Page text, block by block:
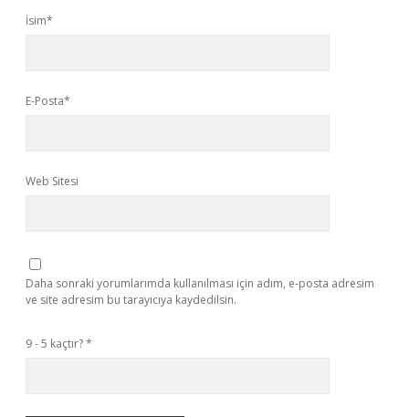
İsim*
E-Posta*
Web Sitesi
Daha sonraki yorumlarımda kullanılması için adım, e-posta adresim
ve site adresim bu tarayıcıya kaydedilsin.
9 - 5 kaçtır?*